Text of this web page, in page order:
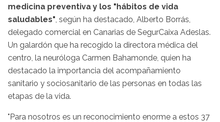
medicina preventiva y los "hábitos de vida
saludables" , según ha destacado, Alberto Borrás,
delegado comercial en Canarias de SegurCaixa Adeslas.
Un galardón que ha recogido la directora médica del
centro, la neuróloga Carmen Bahamonde, quien ha
destacado la importancia del acompañamiento
sanitario y sociosanitario de las personas en todas las
etapas de la vida.
"Para nosotros es un reconocimiento enorme a estos 37